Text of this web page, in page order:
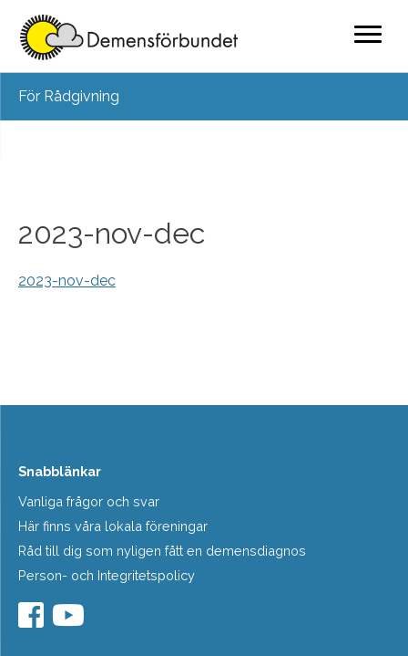
content
För Rådgivning
2023-nov-dec
2023-nov-dec
Snabblänkar
Vanliga frågor och svar
Här finns våra lokala föreningar
Råd till dig som nyligen fått en demensdiagnos
Person- och Integritetspolicy